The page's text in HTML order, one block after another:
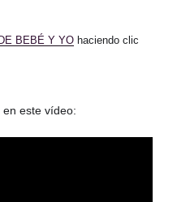
BEBÉ Y YO haciendo clic
este vídeo: